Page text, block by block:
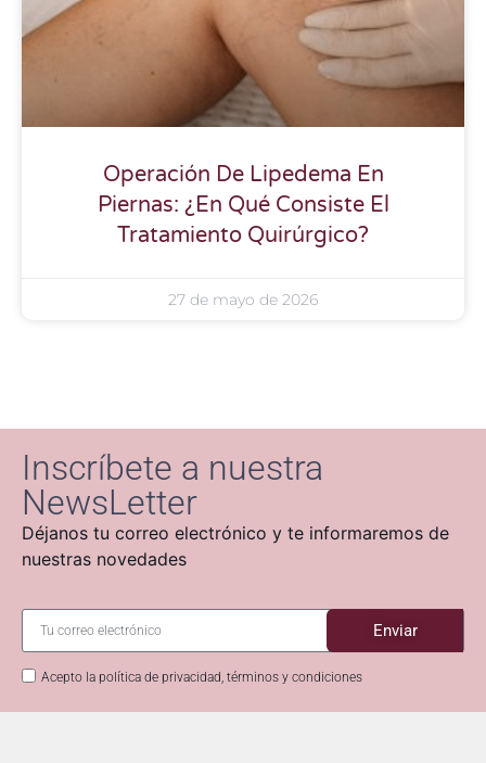
Operación De Lipedema En
Piernas: ¿En Qué Consiste El
Tratamiento Quirúrgico?
27 de mayo de 2026
Inscríbete a nuestra
NewsLetter
Déjanos tu correo electrónico y te informaremos de
nuestras novedades
Acepto la política de privacidad, términos y condiciones
Enviar